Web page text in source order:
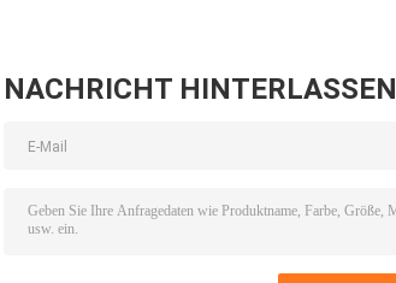
NACHRICHT HINTERLASSEN